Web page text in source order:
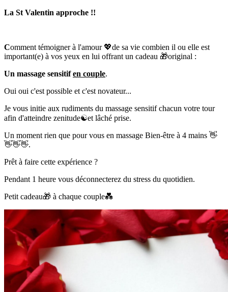
La St Valentin approche !!
Comment témoigner à l'amour 💖de sa vie combien il ou elle est
important(e) à vos yeux en lui offrant un cadeau 🎁original :
Un massage sensitifen couple.
Oui oui c'est possible et c'est novateur...
Je vous initie aux rudiments du massage sensitif chacun votre tour
afin d'atteindre zenitude☯️et lâché prise.
Un moment rien que pour vous en massage Bien-être à 4 mains 👋
👋👋👋.
Prêt à faire cette expérience ?
Pendant 1 heure vous déconnecterez du stress du quotidien.
Petit cadeau🎁 à chaque couple💑